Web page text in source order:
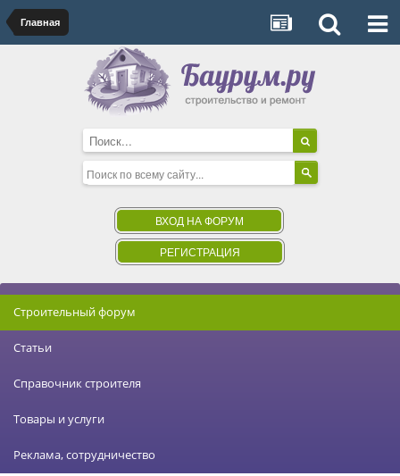
Главная
ВХОД НА ФОРУМ
РЕГИСТРАЦИЯ
Строительный форум
Статьи
Справочник строителя
Товары и услуги
Реклама, сотрудничество